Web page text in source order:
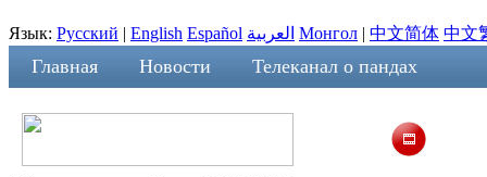
Язык: Русский | English Español العربية Монгол | 中文简体 中文
Главная Новости Телеканал о пандах